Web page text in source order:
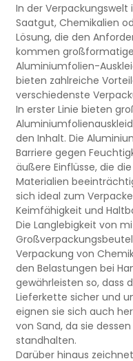
In der
Saatgut, Chemikalien
Lösung, die den
kommen
Aluminiumfolien-
bieten zahlreiche
verschiedenste
In erster Linie bieten
den Inhalt. Die
Barriere gegen
äußere Einflüsse, die
Materialien
sich ideal zum
Keimfähigkeit und
Die Langlebigkeit von
Verpackung von
den Belastungen bei
gewährleisten so, dass
Lieferkette sicher und
eignen sie sich auch
von Sand, da sie
standhalten.
Darüber hinaus